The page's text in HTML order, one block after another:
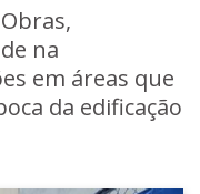
na
em áreas que
da edificação